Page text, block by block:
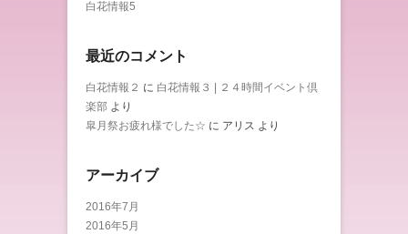
白花情報5
最近のコメント
白花情報２ に 白花情報３ | ２４時間イベント倶
楽部 より
皐月祭お疲れ様でした☆ に アリス より
アーカイブ
2016年7月
2016年5月